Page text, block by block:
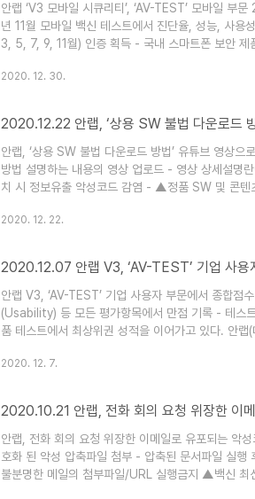
안랩 ‘V3 모바일 시큐리티’, ‘AV-TEST’ 모바일
년 11월 모바일 백신 테스트에서 진단율, 성능, 사용
3, 5, 7, 9, 11월) 인증 획득 - 국내 스마트폰 보안
드로이드 스마트폰용 무료 보안 솔루션 ‘V3 모바
2020. 12. 30.
2020.12.22 안랩, ‘상용 SW 불법 다운로드
안랩, ‘상용 SW 불법 다운로드 방법’ 유튜브 영상
방법 설명하는 내용의 영상 업로드 - 영상 상세설명
치 시 정보유출 악성코드 감염 - ▲정품 SW 및 콘
수 필요 안랩(대표 강석균, www.ahnlab.com )이 최
2020. 12. 22.
2020.12.07 안랩 V3, ‘AV-TEST’ 기업 사용
안랩 V3, ‘AV-TEST’ 기업 사용자 부문에서 종합
(Usability) 등 모든 평가항목에서 만점 기록 - 테스
품 테스트에서 최상위권 성적을 이어가고 있다. 안
평가(10월)에서 종합점수 만점으로 ’비즈니스 유저
2020. 12. 7.
2020.10.21 안랩, 전화 회의 요청 위장한 이
안랩, 전화 회의 요청 위장한 이메일로 유포되는 악
호화 된 악성 압축파일 첨부 - 압축된 문서파일 실행
불분명한 메일의 첨부파일/URL 실행금지 ▲백신